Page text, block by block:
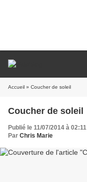
Accueil » Coucher de soleil
Coucher de soleil
Publié le 11/07/2014 à 02:11
Par Chris Marie